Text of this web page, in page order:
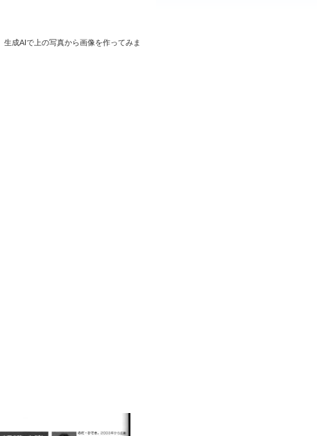
生成AIで上の写真から画像を作ってみま